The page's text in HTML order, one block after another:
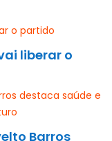
liberar o
Barros